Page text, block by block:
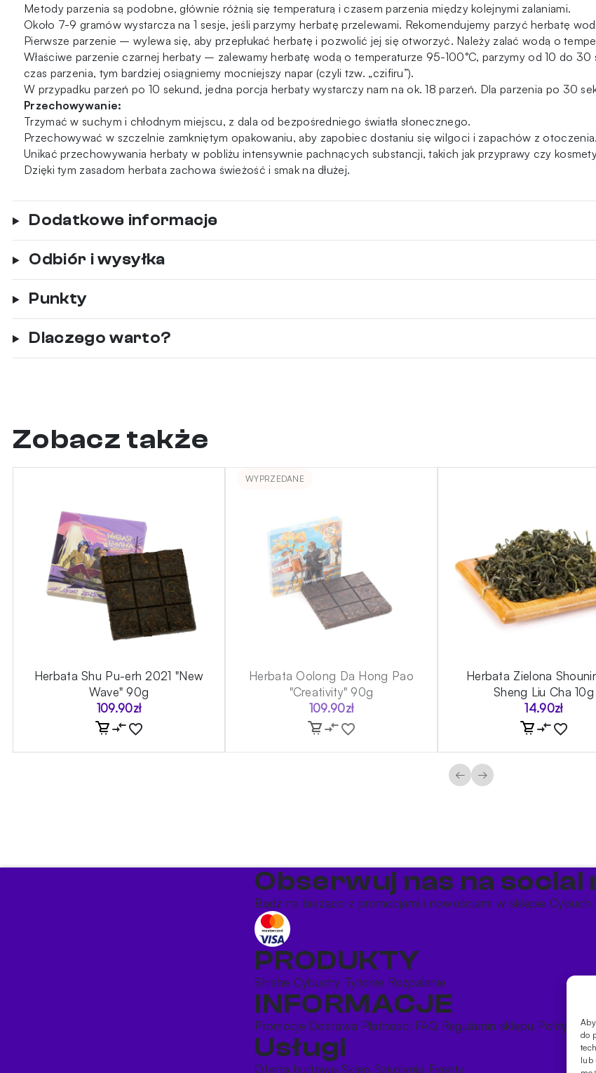
do
lub
Metody parzenia są podobne, głównie różnią się temperaturą i czasem parzenia między kolejnymi zalaniami.
Około 7-9 gramów wystarcza na 1 sesje, jeśli parzymy herbatę przelewami. Rekomendujemy parzyć herbatę
Pierwsze parzenie – wylewa się, aby przepłukać herbatę i pozwolić jej się otworzyć. Należy zalać wodą o
Właściwe parzenie czarnej herbaty – zalewamy herbatę wodą o temperaturze 95-100°C, parzymy od 10 do
czas parzenia, tym bardziej osiągniemy mocniejszy napar (czyli tzw. „czifiru”).
W przypadku parzeń po 10 sekund, jedna porcja herbaty wystarczy nam na ok. 18 parzeń. Dla parzenia po 30
Przechowywanie:
Trzymać w suchym i chłodnym miejscu, z dala od bezpośredniego światła słonecznego.
Przechowywać w szczelnie zamkniętym opakowaniu, aby zapobiec dostaniu się wilgoci i zapachów z otoczenia.
Unikać przechowywania herbaty w pobliżu intensywnie pachnących substancji, takich jak przyprawy czy
Dzięki tym zasadom herbata zachowa świeżość i smak na dłużej.
Dodatkowe informacje
Odbiór i wysyłka
Punkty
Dlaczego warto?
Zobacz także
Herbata Shu Pu-erh 2021 "New
Wave" 90g
109.90zł
WYPRZEDANE
Herbata Oolong Da Hong Pao
"Creativity" 90g
109.90zł
Herbata Zielona
Sheng Liu Cha 10g
14.90zł
← →
Obserwuj nas na social
Bądź na bieżąco z promocjami i nowościami w sklepie Cybuch
PRODUKTY
Shishe Cybuchy Tytonie Rozpalanie
INFORMACJE
Promocje Dostawa Płatności FAQ Regulamin sklepu Polityka
Usługi
Oferta hurtowa Sklep Szkolenia Eventy